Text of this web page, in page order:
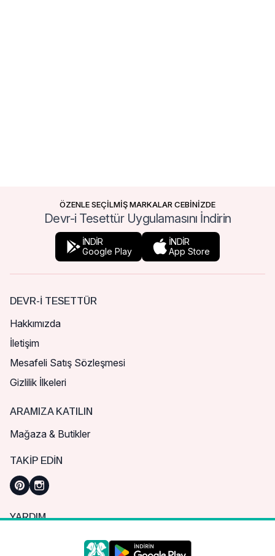
ÖZENLE SEÇİLMİŞ MARKALAR CEBİNİZDE
Devr-i Tesettür Uygulamasını İndirin
İNDİR
Google Play
İNDİR
App Store
DEVR-I TESETTÜR
Hakkımızda
İletişim
Mesafeli Satış Sözleşmesi
Gizlilik İlkeleri
ARAMIZA KATILIN
Mağaza & Butikler
TAKIP EDIN
YARDIM
Sık Sorulan Sorular